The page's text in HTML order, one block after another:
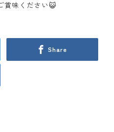
賞味ください😺
Share